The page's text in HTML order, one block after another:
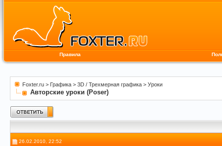
Правила
Foxter.ru > Графика > 3D / Трехмерная графика > Уроки
Авторские уроки (Poser)
26.02.2010, 22:52